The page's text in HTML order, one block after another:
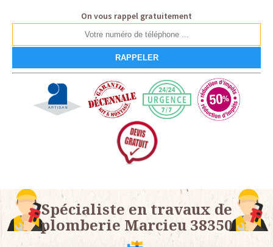
On vous rappel gratuitement
Spécialiste en travaux de
plomberie Marcieu 38350